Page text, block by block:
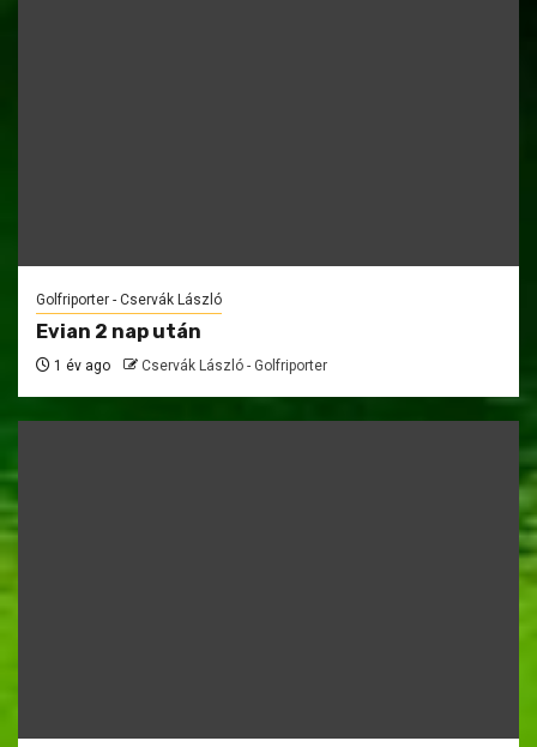
Golfriporter - Cservák László
Evian 2 nap után
1 év ago Cservák László - Golfriporter